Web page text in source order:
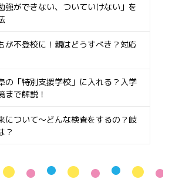
強ができない、ついていけない」を
が不登校に！親はどうすべき？対応
の「特別支援学校」に入れる？入学
まで解説！
について〜どんな検査をするの？岐
？